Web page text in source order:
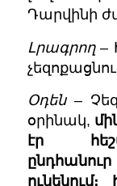
Դարվինի
Լրագրող–
Օդեն–
օրինակ,
էր